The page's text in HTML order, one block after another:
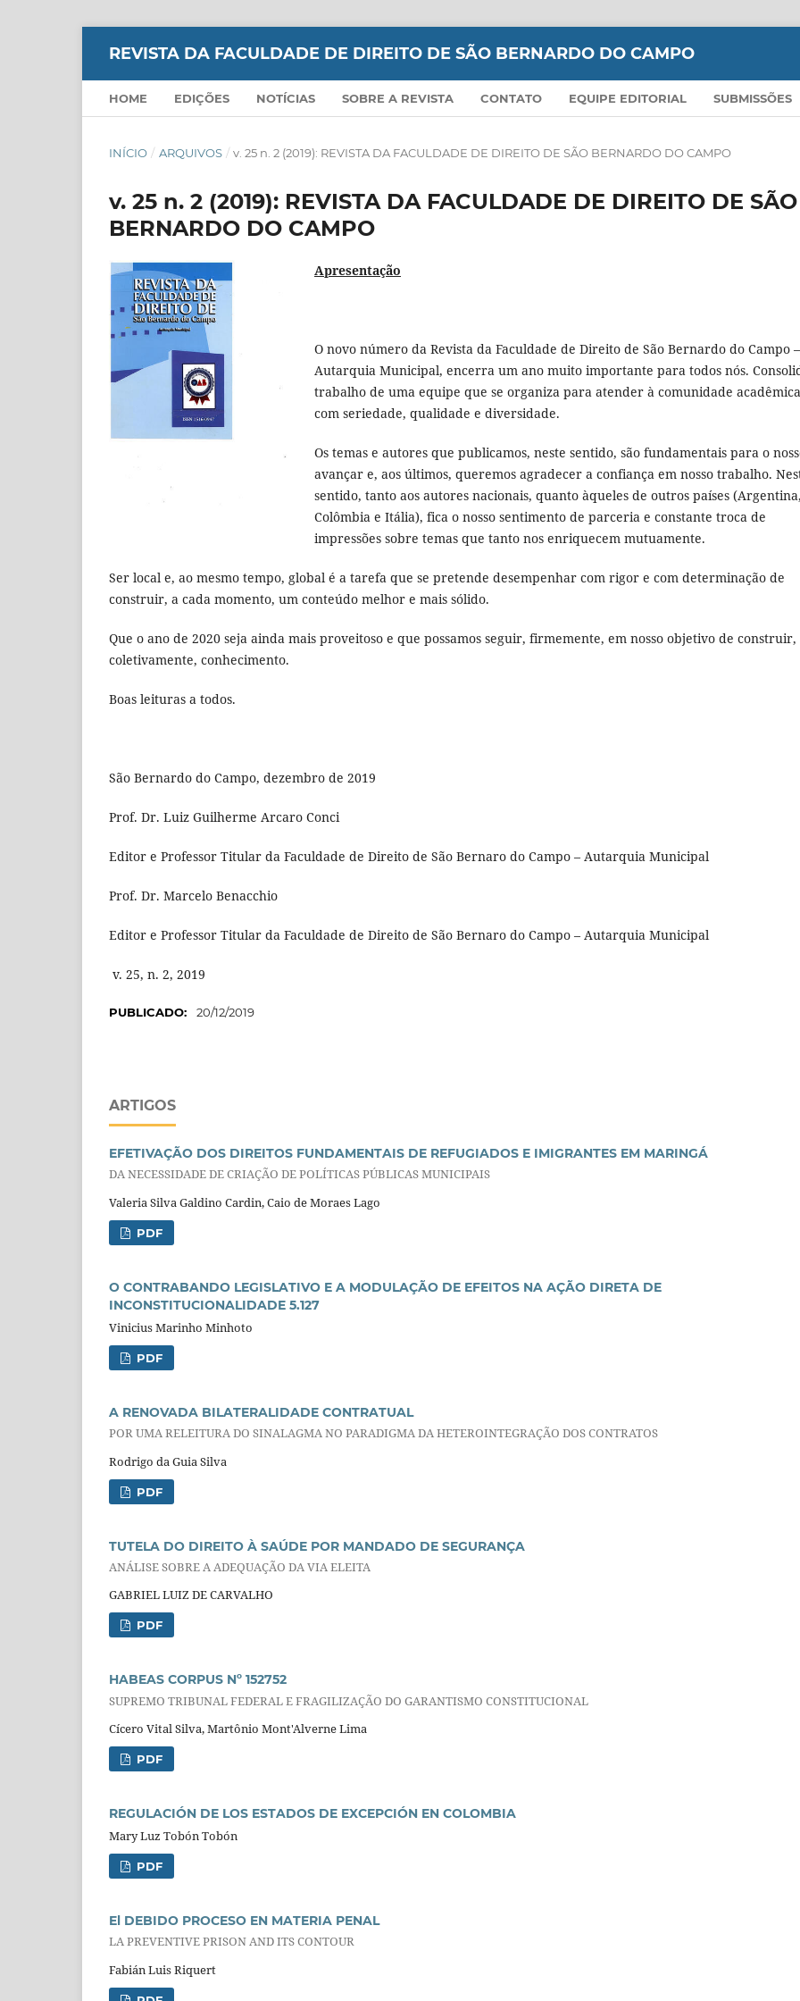
REVISTA DA FACULDADE DE DIREITO DE SÃO BERNARDO DO CAMPO
HOME EDIÇÕES NOTÍCIAS SOBRE A REVISTA CONTATO EQUIPE EDITORIAL SUBMISSÕES
INÍCIO / ARQUIVOS / v. 25 n. 2 (2019): REVISTA DA FACULDADE DE DIREITO DE SÃO BERNARDO DO CAMPO
v. 25 n. 2 (2019): REVISTA DA FACULDADE DE DIREITO DE SÃO
BERNARDO DO CAMPO
Apresentação
O novo número da Revista da Faculdade de Direito de São Bernardo do Campo –
Autarquia Municipal, encerra um ano muito importante para todos nós.
trabalho de uma equipe que se organiza para atender à comunidade acadêmica
com seriedade, qualidade e diversidade.
Os temas e autores que publicamos, neste sentido, são fundamentais para o
avançar e, aos últimos, queremos agradecer a confiança em nosso trabalho.
sentido, tanto aos autores nacionais, quanto àqueles de outros países (Argentina,
Colômbia e Itália), fica o nosso sentimento de parceria e constante troca de
impressões sobre temas que tanto nos enriquecem mutuamente.
Ser local e, ao mesmo tempo, global é a tarefa que se pretende desempenhar com rigor e com determinação de
construir, a cada momento, um conteúdo melhor e mais sólido.
Que o ano de 2020 seja ainda mais proveitoso e que possamos seguir, firmemente, em nosso objetivo de construir,
coletivamente, conhecimento.
Boas leituras a todos.
São Bernardo do Campo, dezembro de 2019
Prof. Dr. Luiz Guilherme Arcaro Conci
Editor e Professor Titular da Faculdade de Direito de São Bernaro do Campo – Autarquia Municipal
Prof. Dr. Marcelo Benacchio
Editor e Professor Titular da Faculdade de Direito de São Bernaro do Campo – Autarquia Municipal
v. 25, n. 2, 2019
PUBLICADO: 20/12/2019
ARTIGOS
EFETIVAÇÃO DOS DIREITOS FUNDAMENTAIS DE REFUGIADOS E IMIGRANTES EM MARINGÁ
DA NECESSIDADE DE CRIAÇÃO DE POLÍTICAS PÚBLICAS MUNICIPAIS
Valeria Silva Galdino Cardin, Caio de Moraes Lago
PDF
O CONTRABANDO LEGISLATIVO E A MODULAÇÃO DE EFEITOS NA AÇÃO DIRETA DE
INCONSTITUCIONALIDADE 5.127
Vinicius Marinho Minhoto
PDF
A RENOVADA BILATERALIDADE CONTRATUAL
POR UMA RELEITURA DO SINALAGMA NO PARADIGMA DA HETEROINTEGRAÇÃO DOS CONTRATOS
Rodrigo da Guia Silva
PDF
TUTELA DO DIREITO À SAÚDE POR MANDADO DE SEGURANÇA
ANÁLISE SOBRE A ADEQUAÇÃO DA VIA ELEITA
GABRIEL LUIZ DE CARVALHO
PDF
HABEAS CORPUS Nº 152752
SUPREMO TRIBUNAL FEDERAL E FRAGILIZAÇÃO DO GARANTISMO CONSTITUCIONAL
Cícero Vital Silva, Martônio Mont'Alverne Lima
PDF
REGULACIÓN DE LOS ESTADOS DE EXCEPCIÓN EN COLOMBIA
Mary Luz Tobón Tobón
PDF
El DEBIDO PROCESO EN MATERIA PENAL
LA PREVENTIVE PRISON AND ITS CONTOUR
Fabián Luis Riquert